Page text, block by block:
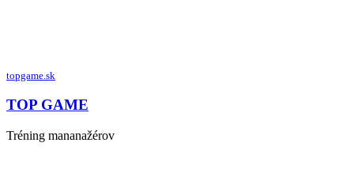
topgame.sk
TOP GAME
Tréning mananažérov